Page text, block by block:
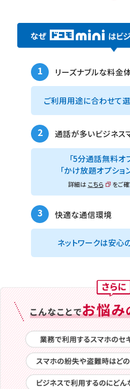
め、グループ内の全割引対象回線に対して割
ます。割引額の総額は、グループ内の割引額
したものとします。なお、割引対象回線の月額
適用された「ドコモ光セット割」もしくは「
用となります。また、分割された割引額の端数
の昇順で先頭の番号に適用します。
※5 「かけ放題オプション（1,980円税込）」ま
円税込）」をご契約と同月内に、留守番電話ま
両方の月額料金を割引します。ただし、同月内
認ください。
※6 同一「ビジネス通話割引」グループ内にお
（「2in1」 「irumo（0.5GB）」を除く）の契約回
を満たす場合は、当月の「ドコモ mini」の月額
「ビジネス通話割引」を契約の場合、同一「ビ
通話料は無料となります。
※7 月間利用可能データ量を海外200以上の国
加料金0円でご利用になれます。一部対象外の
こちら
「5Gデータプラス」「データプラス」「データプ
み）」をご契約の場合、ペア回線の利用可能デ
は通信速度が送受信最大1Mbpsとなります。詳
確認ください。
※9 長期利用割は「ドコモ MAX」のお客さまが
が20年以上のお客さまは220円／月、10年以
料金から割り引きます。ただし、「ドコモ MAX
ス株式会社が代理人として保有する契約締結
1 リーズナブルな料金
ご利用用途に合わせて
2 通話が多いビジネス
「5分通話無料オ
「かけ放題オプショ
詳細は こちら をご確
3 快適な通信環境
ネットワークは安心